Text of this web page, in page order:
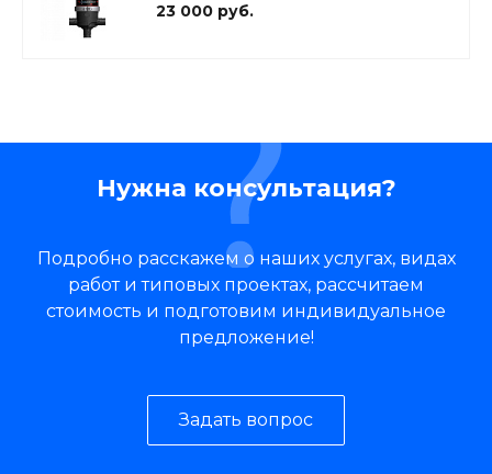
23 000 руб.
Нужна консультация?
Подробно расскажем о наших услугах, видах
работ и типовых проектах, рассчитаем
стоимость и подготовим индивидуальное
предложение!
Задать вопрос